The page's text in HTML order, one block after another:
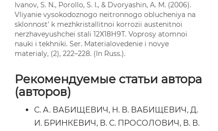
Ivanov, S. N., Porollo, S. I., & Dvoryashin, A. M. (2006).
Vliyanie vysokodoznogo neitronnogo oblucheniya na
sklonnost' k mezhkristallitnoi korrozii austenitnoi
nerzhaveyushchei stali 12Х18Н9Т. Voprosy atomnoi
nauki i tekhniki. Ser. Materialovedenie i novye
materialy, (2), 222–228. (In Russ.).
Рекомендуемые статьи автора
(авторов)
С. А. ВАБИЩЕВИЧ, Н. В. ВАБИЩЕВИЧ, Д.
И. БРИНКЕВИЧ, В. С. ПРОСОЛОВИЧ, В. В.